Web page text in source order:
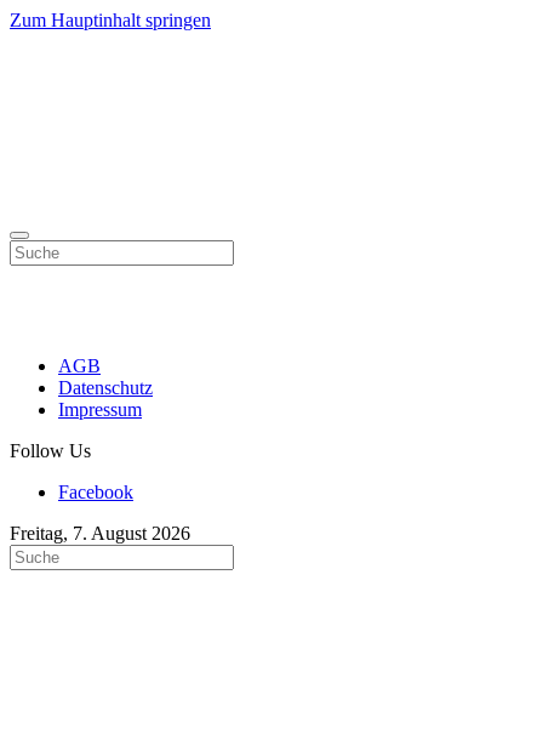
Zum Hauptinhalt springen
AGB
Datenschutz
Impressum
Follow Us
Facebook
Freitag, 7. August 2026